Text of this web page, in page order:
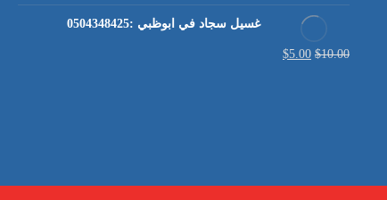
غسيل سجاد في ابوظبي :0504348425
$10.00
$5.00